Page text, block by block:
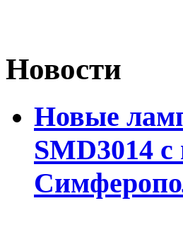
Новости
Новые
SMD3014